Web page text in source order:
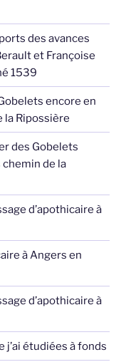
des avances
et Françoise
1539
encore en
la Ripossière
des Gobelets
de la
d’apothicaire à
à Angers en
d’apothicaire à
j’ai étudiées à fonds